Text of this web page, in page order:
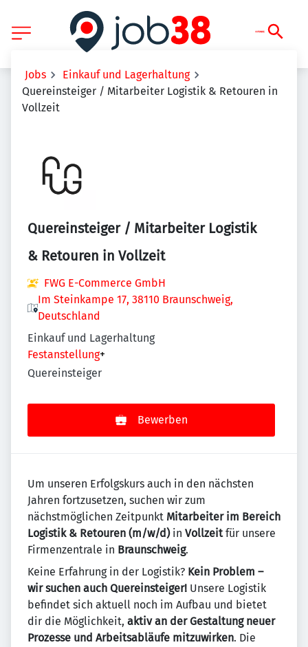
Jobs
Einkauf und Lagerhaltung
Quereinsteiger / Mitarbeiter Logistik & Retouren in
Vollzeit
Quereinsteiger / Mitarbeiter Logistik
& Retouren in Vollzeit
FWG E-Commerce GmbH
Im Steinkampe 17, 38110 Braunschweig,
Deutschland
Einkauf und Lagerhaltung
Festanstellung+
Quereinsteiger
Bewerben
Um unseren Erfolgskurs auch in den nächsten
Jahren fortzusetzen, suchen wir zum
nächstmöglichen Zeitpunkt Mitarbeiter im Bereich
Logistik & Retouren (m/w/d)in Vollzeitfür unsere
Firmenzentrale in Braunschweig.
Keine Erfahrung in der Logistik? Kein Problem –
wir suchen auch Quereinsteiger! Unsere Logistik
befindet sich aktuell noch im Aufbau und bietet
dir die Möglichkeit, aktiv an der Gestaltung neuer
Prozesse und Arbeitsabläufe mitzuwirken. Die